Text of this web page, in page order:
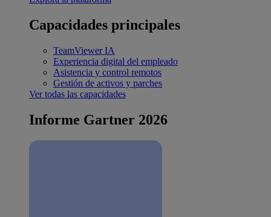
Capacidades principales
TeamViewer IA
Experiencia digital del empleado
Asistencia y control remotos
Gestión de activos y parches
Ver todas las capacidades
Informe Gartner 2026